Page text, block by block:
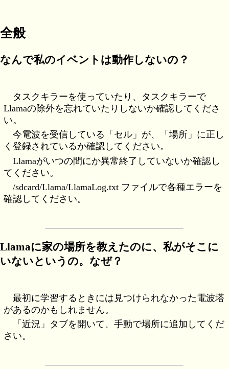
全般
なんで私のイベントは動作しないの？
タスクキラーを使っていたり、タスクキラーで
Llamaの除外を忘れていたりしないか確認してくださ
い。
今電波を受信している「セル」が、「場所」に正し
く登録されているか確認してください。
Llamaがいつの間にか異常終了していないか確認し
てください。
/sdcard/Llama/LlamaLog.txt ファイルで各種エラーを
確認してください。
Llamaに家の場所を教えたのに、私がそこに
いないというの。なぜ？
最初に学習するときには見つけられなかった電波塔
があるのかもしれません。
「近況」タブを開いて、手動で場所に追加してくだ
さい。